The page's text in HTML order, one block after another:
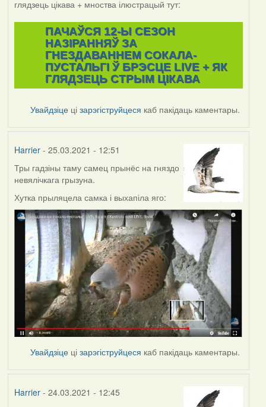
глядзець цікава + мноства ілюстрацый тут:
ПАЧАЎСЯ 12-Ы СЕЗОН
НАЗІРАННЯЎ ЗА
ГНЕЗДАВАННЕМ СОКАЛА-
ПУСТАЛЬГІ Ў БРЭСЦЕ LIVE + ЯК
ГЛЯДЗЕЦЬ СТРЫМ ЦІКАВА
Увайдзіце цізарэгіструйцеся каб пакідаць каментары.
Harrier- 25.03.2021 - 12:51
Тры гадзіны таму самец прынёс на гняздо
невялічкага грызуна.
Хутка прыляцела самка і выхапіла яго:
Увайдзіце цізарэгіструйцеся каб пакідаць каментары.
Harrier- 24.03.2021 - 12:45